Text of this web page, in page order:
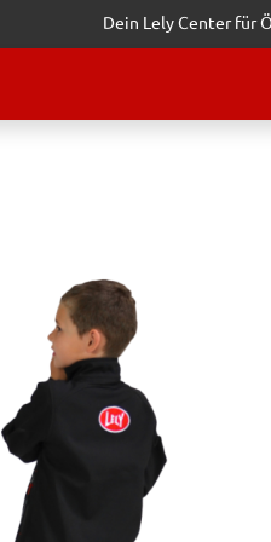
Dein Lely Center für